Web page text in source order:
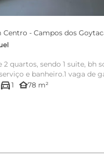
Apartamento em Centro - Campos dos
quartos, sendo 1 suite, bh
e banheiro.1 vaga de
directions_car1 other_houses78 m²